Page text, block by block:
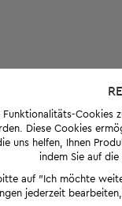
Diese Cookies
helfen, Ihnen
indem Sie auf
auf "Ich möchte
jederzeit